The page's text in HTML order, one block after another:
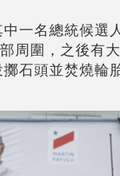
一名總統候選
周圍，之後有
石頭並焚燒輪